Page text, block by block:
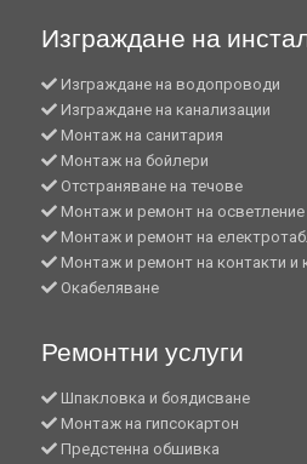
Изграждане на
Изграждане на водопроводи
Изграждане на канализации
Монтаж на санитария
Монтаж на бойлери
Отстраняване на течове
Монтаж и ремонт на осветление
Монтаж и ремонт на
Монтаж и ремонт на контакти и
Окабеляване
Ремонтни услуги
Шпакловка и боядисване
Монтаж на гипсокартон
Предстенна обшивка